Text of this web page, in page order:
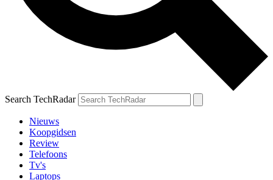
Search TechRadar
Nieuws
Koopgidsen
Review
Telefoons
Tv's
Laptops